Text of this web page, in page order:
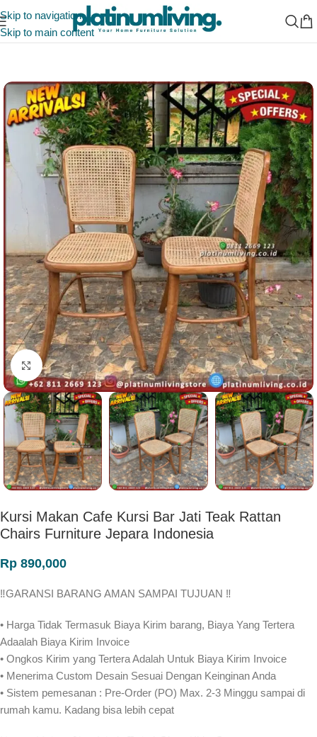
Skip to navigation
Skip to main content
Beranda/Indonesia Furniture Manufacturer
Click to enlarge
Kursi Makan Cafe Kursi Bar Jati Teak Rattan
Chairs Furniture Jepara Indonesia
Rp 890,000
‼️GARANSI BARANG AMAN SAMPAI TUJUAN ‼
• Harga Tidak Termasuk Biaya Kirim barang, Biaya Yang Tertera
Adaalah Biaya Kirim Invoice
• Ongkos Kirim yang Tertera Adalah Untuk Biaya Kirim Invoice
• Menerima Custom Desain Sesuai Dengan Keinginan Anda
• Sistem pemesanan : Pre-Order (PO) Max. 2-3 Minggu sampai di
rumah kamu. Kadang bisa lebih cepat⁣⁣